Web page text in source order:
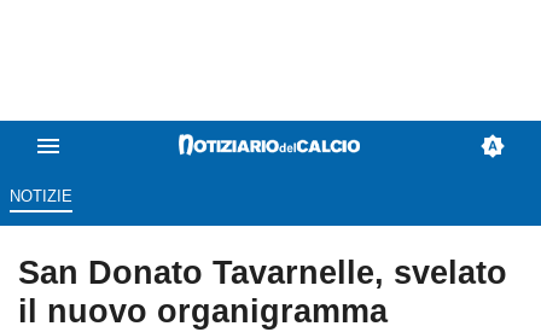
NOTIZIE
San Donato Tavarnelle, svelato
il nuovo organigramma